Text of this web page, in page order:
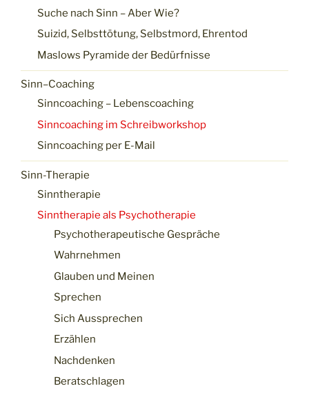
Suche nach Sinn – Aber Wie?
Suizid, Selbsttötung, Selbstmord, Ehrentod
Maslows Pyramide der Bedürfnisse
Sinn–Coaching
Sinncoaching – Lebenscoaching
Sinncoaching im Schreibworkshop
Sinncoaching per E-Mail
Sinn-Therapie
Sinntherapie
Sinntherapie als Psychotherapie
Psychotherapeutische Gespräche
Wahrnehmen
Glauben und Meinen
Sprechen
Sich Aussprechen
Erzählen
Nachdenken
Beratschlagen